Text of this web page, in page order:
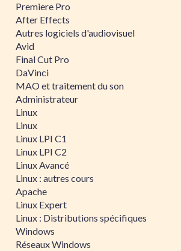
Premiere Pro
After Effects
Autres logiciels d'audiovisuel
Avid
Final Cut Pro
DaVinci
MAO et traitement du son
Administrateur
Linux
Linux
Linux LPI C1
Linux LPI C2
Linux Avancé
Linux : autres cours
Apache
Linux Expert
Linux : Distributions spécifiques
Windows
Réseaux Windows